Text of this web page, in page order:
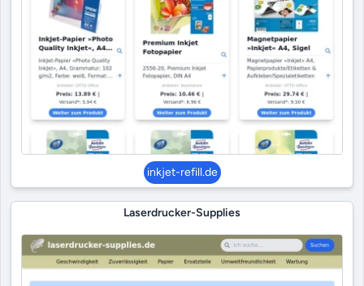
inkjet-refill.de
Laserdrucker-Supplies